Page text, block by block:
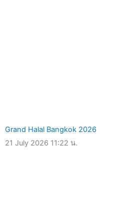
Grand Halal Bangkok 2026
21 July 2026 11:22 น.